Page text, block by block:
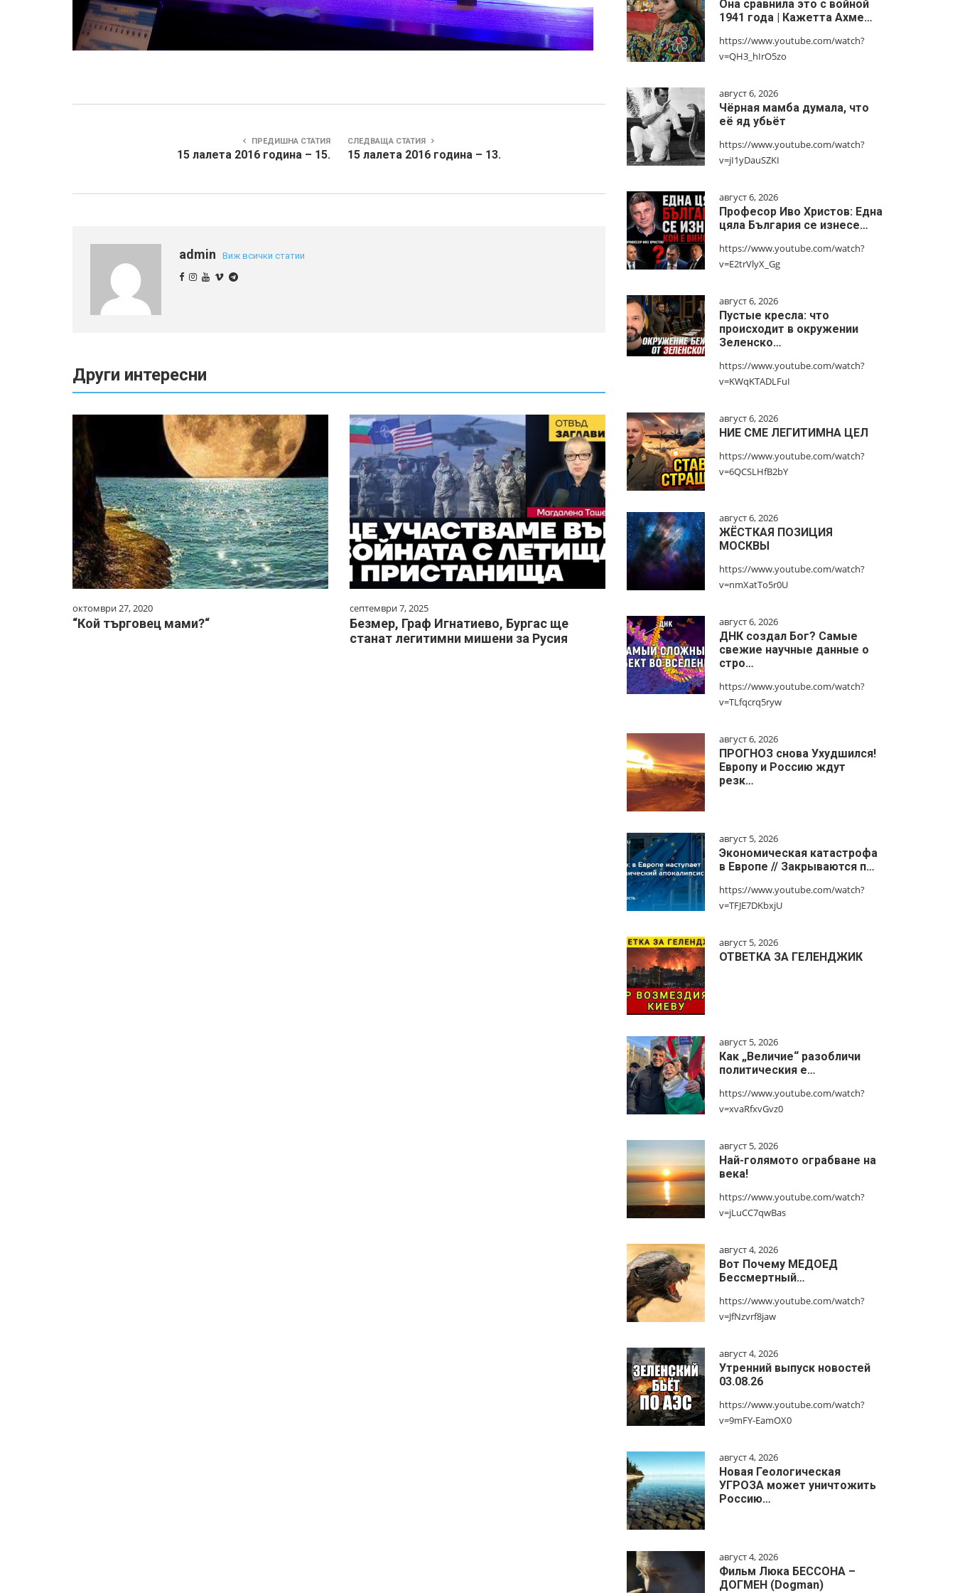
ПРЕДИШНА СТАТИЯ
15 лалета 2016 година – 15.
СЛЕДВАЩА СТАТИЯ
15 лалета 2016 година – 13.
admin Виж всички статии
Други интересни
октомври 27, 2020
“Кой търговец мами?“
септември 7, 2025
Безмер, Граф Игнатиево, Бургас ще
станат легитимни мишени за Русия
Она сравнила это с войной
1941 года | Кажетта Ахме…
https://www.youtube.com/watch?
v=QH3_hIrO5zo
август 6, 2026
Чёрная мамба думала, что
её яд убьёт
https://www.youtube.com/watch?
v=jI1yDauSZKI
август 6, 2026
Професор Иво Христов: Една
цяла България се изнесе…
https://www.youtube.com/watch?
v=E2trVlyX_Gg
август 6, 2026
Пустые кресла: что
происходит в окружении
Зеленско…
https://www.youtube.com/watch?
v=KWqKTADLFuI
август 6, 2026
НИЕ СМЕ ЛЕГИТИМНА ЦЕЛ
https://www.youtube.com/watch?
v=6QCSLHfB2bY
август 6, 2026
ЖЁСТКАЯ ПОЗИЦИЯ
МОСКВЫ
https://www.youtube.com/watch?
v=nmXatTo5r0U
август 6, 2026
ДНК создал Бог? Самые
свежие научные данные о
стро…
https://www.youtube.com/watch?
v=TLfqcrq5ryw
август 6, 2026
ПРОГНОЗ снова Ухудшился!
Европу и Россию ждут
резк…
август 5, 2026
Экономическая катастрофа
в Европе // Закрываются п…
https://www.youtube.com/watch?
v=TFJE7DKbxjU
август 5, 2026
ОТВЕТКА ЗА ГЕЛЕНДЖИК
август 5, 2026
Как „Величие“ разобличи
политическия е…
https://www.youtube.com/watch?
v=xvaRfxvGvz0
август 5, 2026
Най-голямото ограбване на
века!
https://www.youtube.com/watch?
v=jLuCC7qwBas
август 4, 2026
Вот Почему МЕДОЕД
Бессмертный…
https://www.youtube.com/watch?
v=JfNzvrf8jaw
август 4, 2026
Утренний выпуск новостей
03.08.26
https://www.youtube.com/watch?
v=9mFY-EamOX0
август 4, 2026
Новая Геологическая
УГРОЗА может уничтожить
Россию…
август 4, 2026
Фильм Люка БЕССОНА –
ДОГМЕН (Dogman)